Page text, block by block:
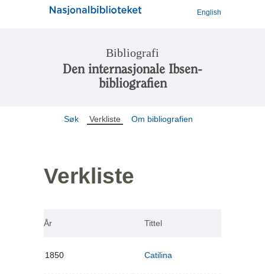
English
Bibliografi
Den internasjonale Ibsen-
bibliografien
Søk Verkliste Om bibliografien
Verkliste
År Tittel
1850 Catilina